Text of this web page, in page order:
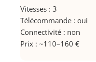
Vitesses : 3
Télécommande : oui
Connectivité : non
Prix : ~110–160 €